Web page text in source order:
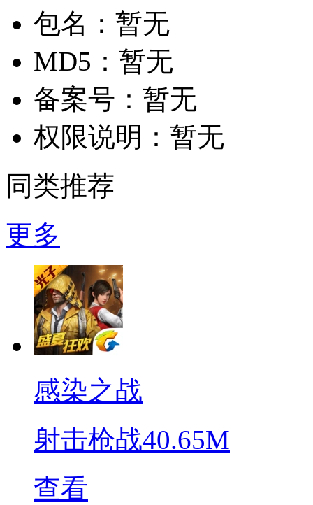
包名： 暂无
MD5： 暂无
备案号： 暂无
权限说明： 暂无
同类推荐
更多
感染之战
射击枪战40.65M
查看